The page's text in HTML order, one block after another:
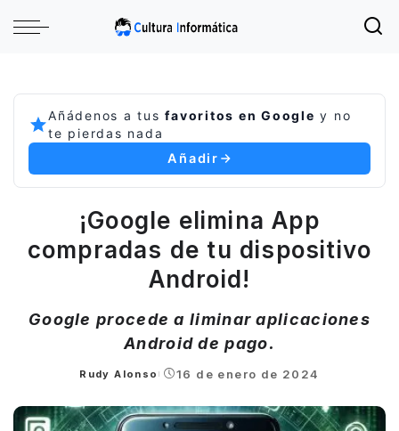
Añádenos a tusfavoritos en Google y no
te pierdas nada
Añadir
¡Google elimina App
compradas de tu dispositivo
Android!
Google procede a liminar aplicaciones
Android de pago.
Posted
Rudy Alonso 16 de enero de 2024